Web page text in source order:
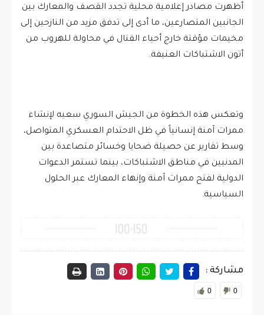
أظهرت مصادر إعلامية محلية تجدد القصف والمعارك بين
الجانبين المتصارعين، ما أدى إلى تدفق مزيد من النازحين إلى
مخيمات مؤقتة خارج أحياء القتال في محاولة للهروب من
أتون الاشتباكات العنيفة.
وتعكس هذه الخطوة من الجيش السوري سعيه لإنشاء
ممرات آمنة إنسانياً في ظل الاحتدام العسكري المتواصل،
وسط تقارير عن حصيلة ضحايا وخسائر متصاعدة بين
المدنيين في مناطق الاشتباكات، بينما تستمر الدعوات
الدولية لفتح ممرات آمنة وإنهاء المعارك عبر الحلول
السياسية.
مشاركة :
0 0